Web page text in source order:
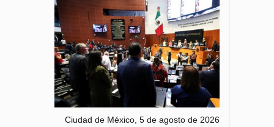
Ciudad de México, 5 de agosto de 2026